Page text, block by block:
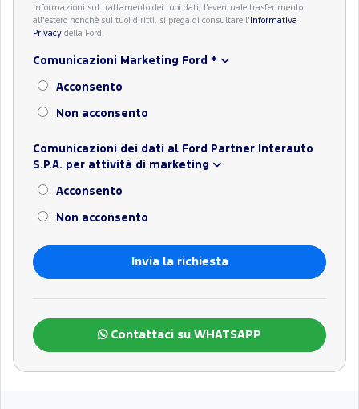
informazioni sul trattamento dei tuoi dati, l'eventuale trasferimento
all'estero nonchè sui tuoi diritti, si prega di consultare l' Informativa
Privacy della Ford.
Comunicazioni Marketing Ford *
Acconsento
Non acconsento
Comunicazioni dei dati al Ford Partner Interauto
S.P.A. per attività di marketing
Acconsento
Non acconsento
Contattaci su WHATSAPP